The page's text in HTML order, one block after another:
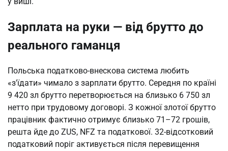
Зарплата на руки — від брутто до
реального гаманця
Польська податково-внескова система любить
«з'їдати» чимало з зарплати брутто. Середня по країні
9 420 зл брутто перетворюється на близько 6 750 зл
нетто при трудовому договорі. З кожної злотої брутто
працівник фактично отримує близько 71–72 грошів,
решта йде до ZUS, NFZ та податкової. 32-відсотковий
податковий поріг активується після перевищення